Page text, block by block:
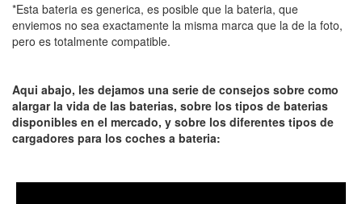
*Esta bateria es generica, es posible que la bateria, que
enviemos no sea exactamente la misma marca que la de la foto,
pero es totalmente compatible.
Aqui abajo, les dejamos una serie de consejos sobre como
alargar la vida de las baterias, sobre los tipos de baterias
disponibles en el mercado, y sobre los diferentes tipos de
cargadores para los coches a bateria: